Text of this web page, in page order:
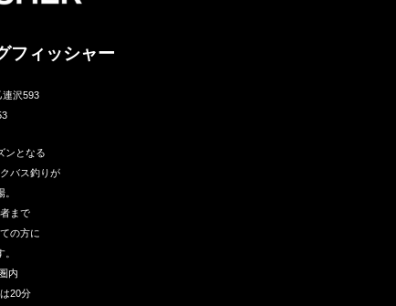
フィッシャー
沢593
ンとなる
バス釣りが
まで
の方に
内
20分